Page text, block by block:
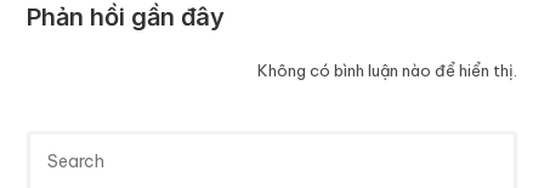
Phản hồi gần đây
Không có bình luận nào để hiển thị.